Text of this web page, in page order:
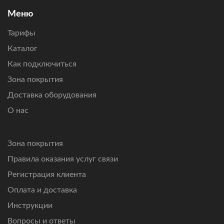
Подключим интернет там, где другие технологии связи
Меню
Тарифы
Каталог
Как подключиться
Зона покрытия
Доставка оборудования
О нас
Зона покрытия
Правила оказания услуг связи
Регистрация клиента
Оплата и доставка
Инструкции
Вопросы и ответы